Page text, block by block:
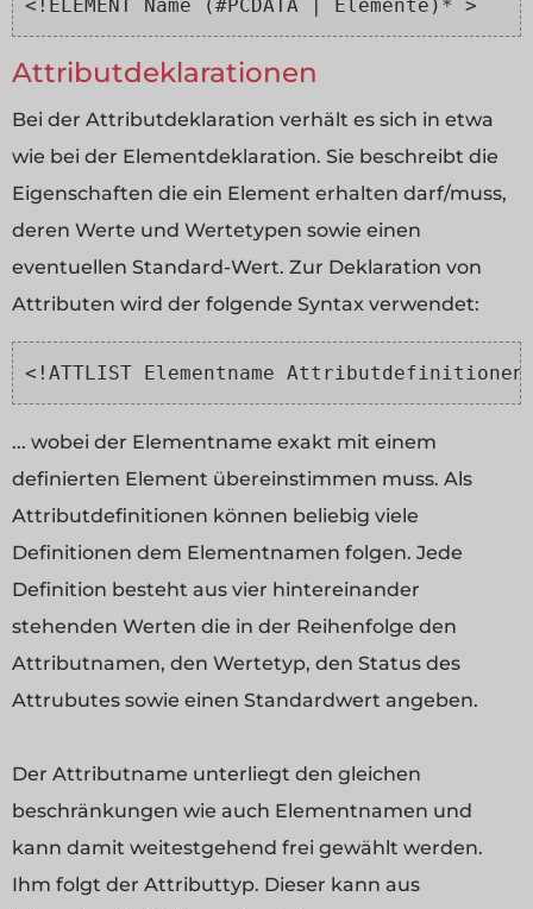
<!ELEMENT Name (#PCDATA | Elemente)* >
Attributdeklarationen
Bei der Attributdeklaration verhält es sich in etwa
wie bei der Elementdeklaration. Sie beschreibt die
Eigenschaften die ein Element erhalten darf/muss,
deren Werte und Wertetypen sowie einen
eventuellen Standard-Wert. Zur Deklaration von
Attributen wird der folgende Syntax verwendet:
<!ATTLIST Elementname
... wobei der Elementname exakt mit einem
definierten Element übereinstimmen muss. Als
Attributdefinitionen können beliebig viele
Definitionen dem Elementnamen folgen. Jede
Definition besteht aus vier hintereinander
stehenden Werten die in der Reihenfolge den
Attributnamen, den Wertetyp, den Status des
Attrubutes sowie einen Standardwert angeben.
Der Attributname unterliegt den gleichen
beschränkungen wie auch Elementnamen und
kann damit weitestgehend frei gewählt werden.
Ihm folgt der Attributtyp. Dieser kann aus